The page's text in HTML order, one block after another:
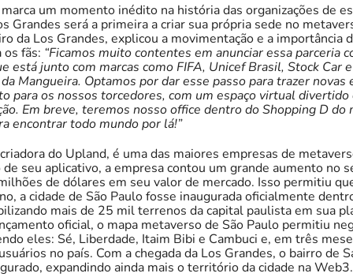
um momento inédito na história das organizações de
Grandes será a primeira a criar sua própria sede no
da Los Grandes, explicou a movimentação e a importância
os fãs: “Ficamos muito contentes em anunciar essa parceria
está junto com marcas como FIFA, Unicef Brasil, Stock Car
Mangueira. Optamos por dar esse passo para trazer novas
para os nossos torcedores, com um espaço virtual divertido
Em breve, teremos nosso office dentro do Shopping D do
encontrar todo mundo por lá!”
do Upland, é uma das maiores empresas de
de seu aplicativo, a empresa contou um grande aumento no
de dólares em seu valor de mercado. Isso permitiu
a cidade de São Paulo fosse inaugurada oficialmente
mais de 25 mil terrenos da capital paulista em sua
oficial, o mapa metaverso de São Paulo permitiu
eles: Sé, Liberdade, Itaim Bibi e Cambuci e, em três
no país. Com a chegada da Los Grandes, o bairro de
expandindo ainda mais o território da cidade na Web3.